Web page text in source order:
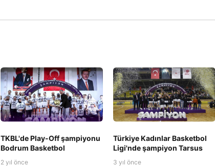
TKBL'de Play-Off şampiyonu
Bodrum Basketbol
2 yıl önce
Türkiye Kadınlar Basketbol
Ligi'nde şampiyon Tarsus
3 yıl önce